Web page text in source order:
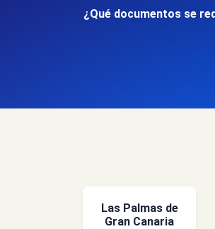
¿Qué documentos se
Las Palmas de
Gran Canaria